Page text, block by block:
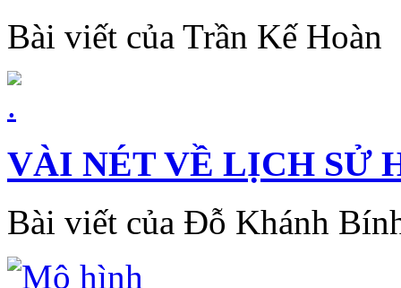
Bài viết của Trần Kế Hoàn
VÀI NÉT VỀ LỊCH SỬ
Bài viết của Đỗ Khánh